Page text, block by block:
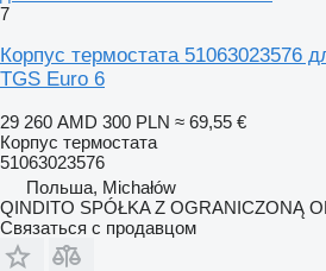
7
Корпус термостата 51063023576
TGS Euro 6
29 260 AMD 300 PLN ≈ 69,55 €
Корпус термостата
51063023576
Польша, Michałów
QINDITO SPÓŁKA Z OGRANICZONĄ
Связаться с продавцом